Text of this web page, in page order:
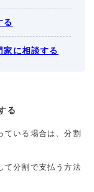
る
家に相談する
る
ている場合は、分割
て分割で支払う方法